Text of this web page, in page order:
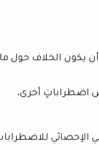
يكون الخلاف حول ما
اضطراباتٍ أخرى،
الإحصائي